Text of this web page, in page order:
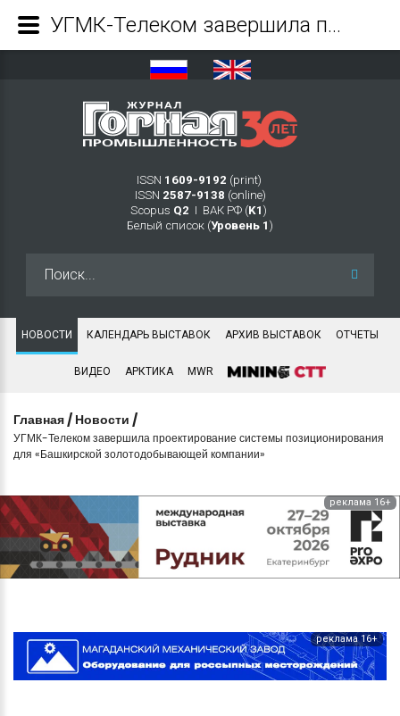
ISSN 1609-9192 (print)
ISSN 2587-9138 (online)
Scopus Q2 Ι ВАК РФ (K1 )
Белый список (Уровень 1 )
НОВОСТИ КАЛЕНДАРЬ ВЫСТАВОК АРХИВ ВЫСТАВОК ОТЧЕТЫ
ВИДЕО АРКТИКА MWR
Главная / Новости /
УГМК-Телеком завершила проектирование системы позиционирования
для «Башкирской золотодобывающей компании»
реклама 16+
реклама 16+
УГМК-Телеком завершила проектирование системы позиционирования для «Башкирской золотодобывающей компании» - Журнал Горная промышленность